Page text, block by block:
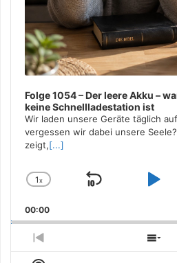
Folge 1054 – Der leere Akku –
keine Schnellladestation ist
Wir laden unsere Geräte täglich
vergessen wir dabei unsere
zeigt,[...]
Change
Rate
1x
Skip
00:00
Previous
Episode